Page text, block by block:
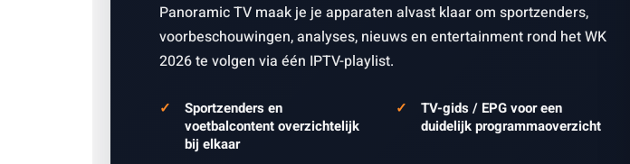
Panoramic TV maak je je apparaten alvast klaar om sportzenders,
voorbeschouwingen, analyses, nieuws en entertainment rond het WK
2026 te volgen via één IPTV-playlist.
Sportzenders en
voetbalcontent overzichtelijk
bij elkaar
TV-gids / EPG voor een
duidelijk programmaoverzicht